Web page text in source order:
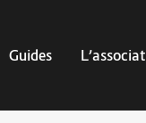
Guides